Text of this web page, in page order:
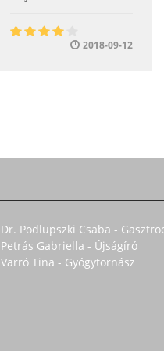
2018-09-12
Dr. Podlupszki Csaba -
Petrás Gabriella - Újságíró
Varró Tina - Gyógytornász